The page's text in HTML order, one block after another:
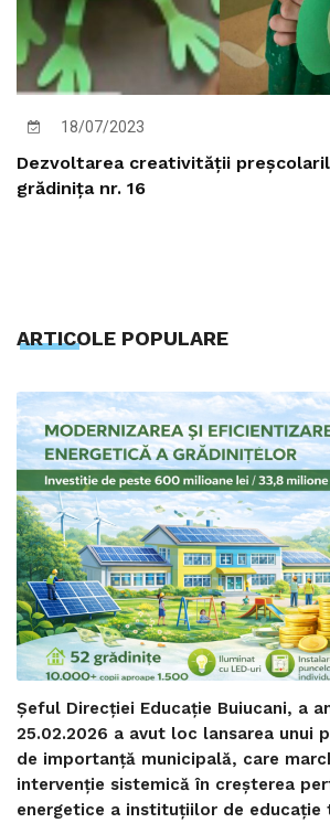
18/07/2023
Dezvoltarea creativității
grădinița nr. 16
ARTICOLE POPULARE
Șeful Direcției Educație Buiucani, a
25.02.2026 a avut loc lansarea unui
de importanță municipală, care
intervenție sistemică în creșterea
energetice a instituțiilor de educație